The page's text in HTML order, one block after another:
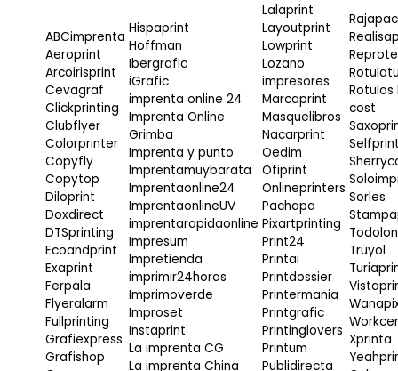
ABCimprenta
Aeroprint
Arcoirisprint
Cevagraf
Clickprinting
Clubflyer
Colorprinter
Copyfly
Copytop
Diloprint
Doxdirect
DTSprinting
Ecoandprint
Exaprint
Ferpala
Flyeralarm
Fullprinting
Grafiexpress
Grafishop
Hispaprint
Hoffman
Ibergrafic
iGrafic
imprenta online 24
Imprenta Online
Grimba
Imprenta y punto
Imprentamuybarata
Imprentaonline24
ImprentaonlineUV
imprentarapidaonline
Impresum
Impretienda
imprimir24horas
Imprimoverde
Improset
Instaprint
La imprenta CG
La imprenta China
Lalaprint
Layoutprint
Lowprint
Lozano
impresores
Marcaprint
Masquelibros
Nacarprint
Oedim
Ofiprint
Onlineprinters
Pachapa
Pixartprinting
Print24
Printai
Printdossier
Printermania
Printgrafic
Printinglovers
Printum
Publidirecta
Rotulos
cost
Sorles
Truyol
Xprinta